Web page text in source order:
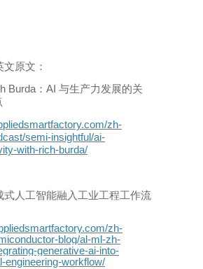
文原文：
Burda ： AI 与生产力发展的关
zh-
semi-insightful/ai-
with-rich-burda/
式人工智能融入工业工程工作流
zh-
blog/al-ml-zh-
generative-ai-into-
engineering-workflow/